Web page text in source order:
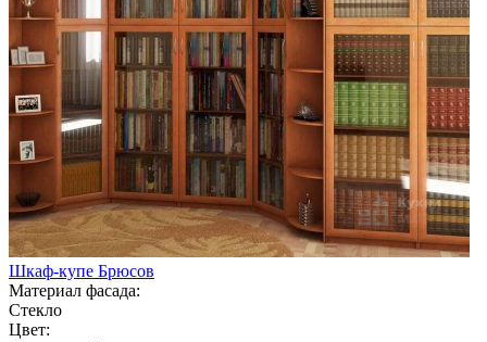
Шкаф-купе Брюсов
Материал фасада:
Стекло
Цвет: